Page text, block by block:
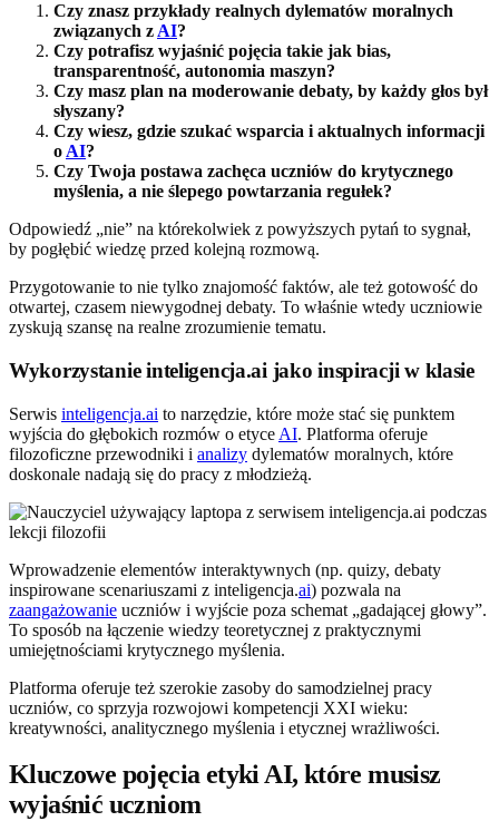
Czy znasz przykłady realnych dylematów moralnych
związanych z AI?
Czy potrafisz wyjaśnić pojęcia takie jak bias,
transparentność, autonomia maszyn?
Czy masz plan na moderowanie debaty, by każdy głos był
słyszany?
Czy wiesz, gdzie szukać wsparcia i aktualnych informacji
o AI?
Czy Twoja postawa zachęca uczniów do krytycznego
myślenia, a nie ślepego powtarzania regułek?
Odpowiedź „nie” na którekolwiek z powyższych pytań to sygnał,
by pogłębić wiedzę przed kolejną rozmową.
Przygotowanie to nie tylko znajomość faktów, ale też gotowość do
otwartej, czasem niewygodnej debaty. To właśnie wtedy uczniowie
zyskują szansę na realne zrozumienie tematu.
Wykorzystanie inteligencja.ai jako inspiracji w klasie
Serwis inteligencja.ai to narzędzie, które może stać się punktem
wyjścia do głębokich rozmów o etyce AI. Platforma oferuje
filozoficzne przewodniki i analizy dylematów moralnych, które
doskonale nadają się do pracy z młodzieżą.
Wprowadzenie elementów interaktywnych (np. quizy, debaty
inspirowane scenariuszami z inteligencja.ai) pozwala na
zaangażowanie uczniów i wyjście poza schemat „gadającej głowy”.
To sposób na łączenie wiedzy teoretycznej z praktycznymi
umiejętnościami krytycznego myślenia.
Platforma oferuje też szerokie zasoby do samodzielnej pracy
uczniów, co sprzyja rozwojowi kompetencji XXI wieku:
kreatywności, analitycznego myślenia i etycznej wrażliwości.
Kluczowe pojęcia etyki AI, które musisz
wyjaśnić uczniom